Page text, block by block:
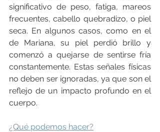
significativo de peso, fatiga, mareos
frecuentes, cabello quebradizo, o piel
seca. En algunos casos, como en el
de Mariana, su piel perdió brillo y
comenzó a quejarse de sentirse fría
constantemente. Estas señales físicas
no deben ser ignoradas, ya que son el
reflejo de un impacto profundo en el
cuerpo.
¿Qué podemos hacer?